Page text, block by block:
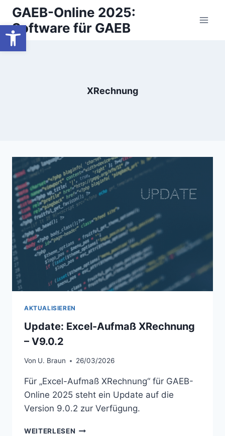
Werkzeugleiste öffnen
Zum
Inhalt
springen
GAEB-Online 2025:
Software für GAEB
XRechnung
AKTUALISIEREN
Update: Excel-Aufmaß XRechnung
– V9.0.2
Von U. Braun 26/03/2026
Für „Excel-Aufmaß XRechnung“ für GAEB-
Online 2025 steht ein Update auf die
Version 9.0.2 zur Verfügung.
WEITERLESEN UPDATE: